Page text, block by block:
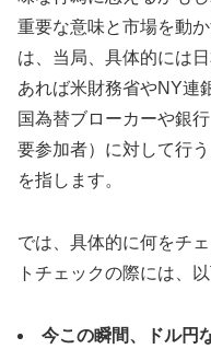
重要な意味と市場を動
は、当局、具体的には
あれば米財務省やNY連
国為替ブローカーや銀
要参加者）に対して行
を指します。
では、具体的に何をチ
トチェックの際には、
今この瞬間、ドル円